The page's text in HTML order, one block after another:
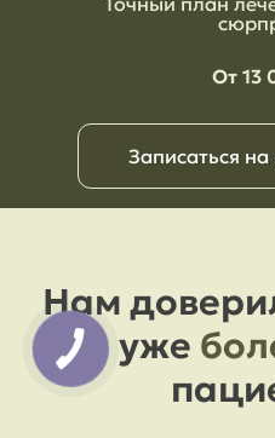
От 13
Записаться
Нам
уже